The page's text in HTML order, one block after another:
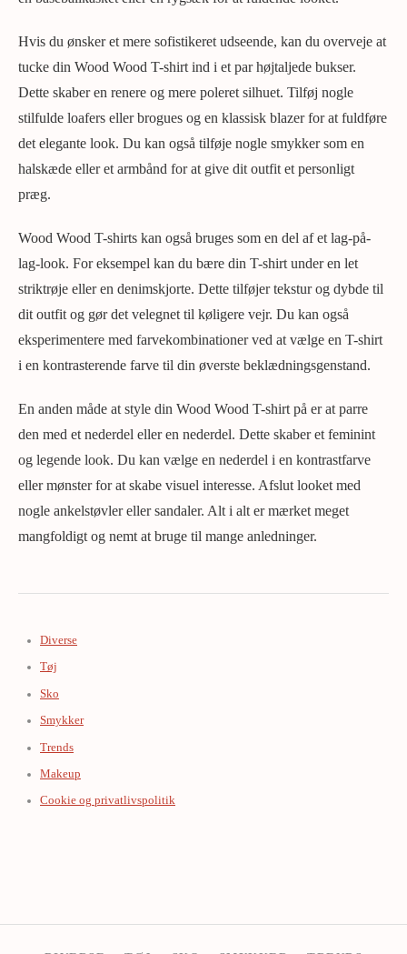
Hvis du ønsker et mere sofistikeret udseende, kan du overveje at
tucke din Wood Wood T-shirt ind i et par højtaljede bukser.
Dette skaber en renere og mere poleret silhuet. Tilføj nogle
stilfulde loafers eller brogues og en klassisk blazer for at fuldføre
det elegante look. Du kan også tilføje nogle smykker som en
halskæde eller et armbånd for at give dit outfit et personligt
præg.
Wood Wood T-shirts kan også bruges som en del af et lag-på-
lag-look. For eksempel kan du bære din T-shirt under en let
striktrøje eller en denimskjorte. Dette tilføjer tekstur og dybde til
dit outfit og gør det velegnet til køligere vejr. Du kan også
eksperimentere med farvekombinationer ved at vælge en T-shirt
i en kontrasterende farve til din øverste beklædningsgenstand.
En anden måde at style din Wood Wood T-shirt på er at parre
den med et nederdel eller en nederdel. Dette skaber et feminint
og legende look. Du kan vælge en nederdel i en kontrastfarve
eller mønster for at skabe visuel interesse. Afslut looket med
nogle ankelstøvler eller sandaler. Alt i alt er mærket meget
mangfoldigt og nemt at bruge til mange anledninger.
Diverse
Tøj
Sko
Smykker
Trends
Makeup
Cookie og privatlivspolitik